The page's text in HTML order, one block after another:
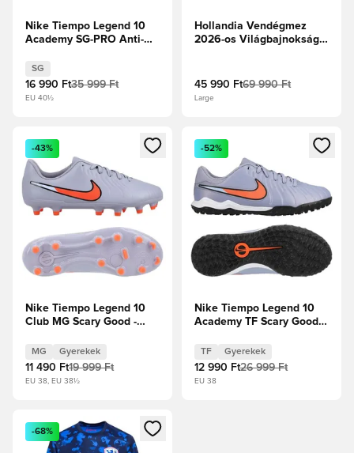
Nike Tiempo Legend 10
Academy SG-PRO Anti-
Fekete/Jégkék
SG
16 990 Ft35 999 Ft
EU 40½
Hollandia Vendégmez
2026-os Világbajnokság
45 990 Ft69 990 Ft
Large
Megnyit egy modált a bejelentkezéshez vagy a tagként
-43%
Nike Tiempo Legend 10
Club MG Scary Good -
Gyerek
MG Gyerekek
11 490 Ft19 999 Ft
EU 38, EU 38½
Megnyit egy modált a
-52%
Nike Tiempo Legend 10
Academy TF Scary Good -
Gyerek
TF Gyerekek
12 990 Ft26 999 Ft
EU 38
Megnyit egy modált a bejelentkezéshez vagy a tagként
-68%